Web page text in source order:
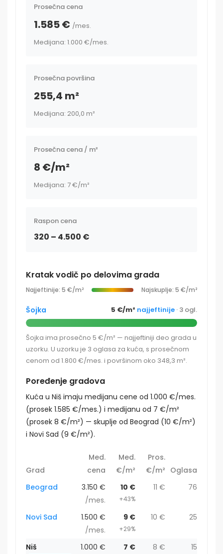
Prosečna cena
1.585 € /mes.
Medijana: 1.000 €/mes.
Prosečna površina
255,4 m²
Medijana: 200,0 m²
Prosečna cena / m²
8 €/m²
Medijana: 7 €/m²
Raspon cena
320 – 4.500 €
Kratak vodič po delovima grada
Najjeftinije: 5 €/m² Najskuplje: 5 €/m²
Šojka 5 €/m² najjeftinije · 3 ogl.
Šojka ima prosečno 5 €/m² — najjeftiniji deo grada u
uzorku. U uzorku je 3 oglasa za kuća, s prosečnom
cenom od 1.800 €/mes. i površinom oko 348,3 m².
Poređenje gradova
Kuća u Niš imaju medijanu cene od 1.000 €/mes.
(prosek 1.585 €/mes.) i medijanu od 7 €/m²
(prosek 8 €/m²) — skuplje od Beograd (10 €/m²)
i Novi Sad (9 €/m²).
Grad
Med.
cena
Med.
€/m²
Pros.
€/m² Oglasa
Beograd
3.150 €
/mes.
10 €
+43%
11 € 76
Novi Sad
1.500 €
/mes.
9 €
+29%
10 € 25
Niš
1.000 €
7 € 8 € 15